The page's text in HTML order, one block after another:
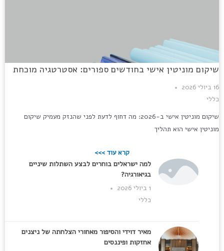
שיקום מוניטין אישי בחודשים ספורים: אסטרטגיה מוכחת
16 ביולי 2026
כללי
שיקום מוניטין אישי ב-2026: מה דחוף לדעת לפני שהנזק מעמיק שיקום
מוניטין אישי הוא תהליך
קרא עוד >>>
למה ישראלים בוחרים לבצע השתלות שיניים
בגיאורגיה?
1 ביולי 2026
כללי
מאיר דוידי והסיפור מאחורי הצלחתה של ניצנים
אחזקות ופיננסים